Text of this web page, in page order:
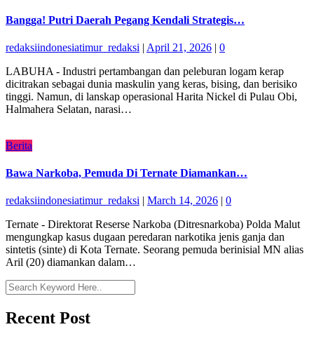
Bangga! Putri Daerah Pegang Kendali Strategis…
redaksiindonesiatimur_redaksi | April 21, 2026 | 0
LABUHA - Industri pertambangan dan peleburan logam kerap
dicitrakan sebagai dunia maskulin yang keras, bising, dan berisiko
tinggi. Namun, di lanskap operasional Harita Nickel di Pulau Obi,
Halmahera Selatan, narasi…
Berita
Bawa Narkoba, Pemuda Di Ternate Diamankan…
redaksiindonesiatimur_redaksi | March 14, 2026 | 0
Ternate - Direktorat Reserse Narkoba (Ditresnarkoba) Polda Malut
mengungkap kasus dugaan peredaran narkotika jenis ganja dan
sintetis (sinte) di Kota Ternate. Seorang pemuda berinisial MN alias
Aril (20) diamankan dalam…
Recent Post